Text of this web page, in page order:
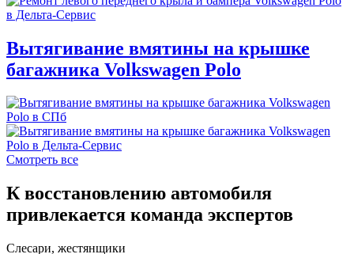
Вытягивание вмятины на крышке
багажника Volkswagen Polo
Смотреть все
К восстановлению автомобиля
привлекается команда экспертов
Слесари, жестянщики